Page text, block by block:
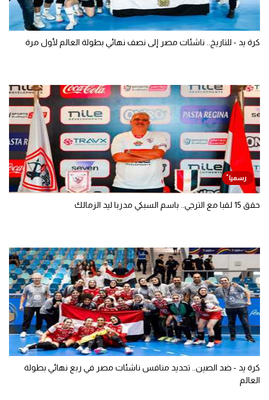
كرة يد - للتاريخ.. ناشئات مصر إلى نصف نهائي بطولة العالم لأول مرة
حقق 15 لقبا مع الترجي.. باسم السبكي مدربا ليد الزمالك
كرة يد - ضد الصين.. تحديد منافس ناشئات مصر في ربع نهائي بطولة
العالم